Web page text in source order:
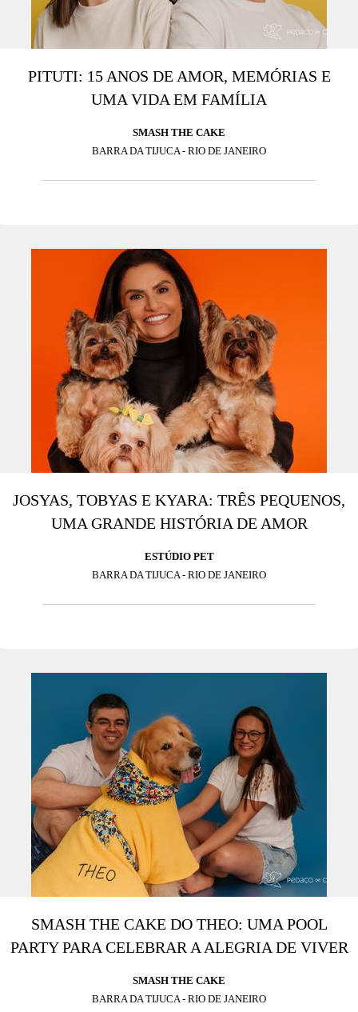
PITUTI: 15 ANOS DE AMOR, MEMÓRIAS E
UMA VIDA EM FAMÍLIA
SMASH THE CAKE
BARRA DA TIJUCA - RIO DE JANEIRO
JOSYAS, TOBYAS E KYARA: TRÊS PEQUENOS,
UMA GRANDE HISTÓRIA DE AMOR
ESTÚDIO PET
BARRA DA TIJUCA - RIO DE JANEIRO
SMASH THE CAKE DO THEO: UMA POOL
PARTY PARA CELEBRAR A ALEGRIA DE VIVER
SMASH THE CAKE
BARRA DA TIJUCA - RIO DE JANEIRO